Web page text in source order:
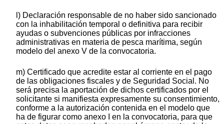
l) Declaración responsable de no haber sido sancionado
con la inhabilitación temporal o definitiva para recibir
ayudas o subvenciones públicas por infracciones
administrativas en materia de pesca marítima, según
modelo del anexo V de la convocatoria.
m) Certificado que acredite estar al corriente en el pago
de las obligaciones fiscales y de Seguridad Social. No
será precisa la aportación de dichos certificados por el
solicitante si manifiesta expresamente su consentimiento,
conforme a la autorización contenida en el modelo que
ha de figurar como anexo I en la convocatoria, para que